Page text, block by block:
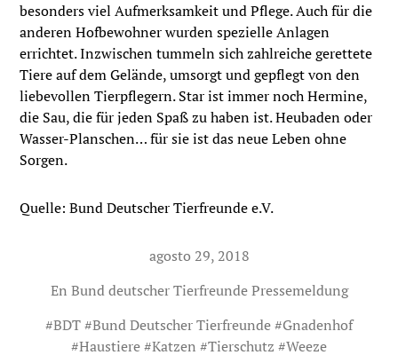
besonders viel Aufmerksamkeit und Pflege. Auch für die
anderen Hofbewohner wurden spezielle Anlagen
errichtet. Inzwischen tummeln sich zahlreiche gerettete
Tiere auf dem Gelände, umsorgt und gepflegt von den
liebevollen Tierpflegern. Star ist immer noch Hermine,
die Sau, die für jeden Spaß zu haben ist. Heubaden oder
Wasser-Planschen… für sie ist das neue Leben ohne
Sorgen.
Quelle: Bund Deutscher Tierfreunde e.V.
agosto 29, 2018
En Bund deutscher Tierfreunde Pressemeldung
#BDT#Bund Deutscher Tierfreunde#Gnadenhof
#Haustiere#Katzen #Tierschutz #Weeze